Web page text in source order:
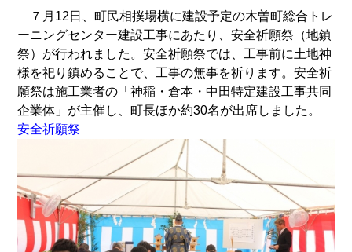
７月12日、町民相撲場横に建設予定の木曽町総合トレ
ーニングセンター建設工事にあたり、安全祈願祭（地鎮
祭）が行われました。安全祈願祭では、工事前に土地神
様を祀り鎮めることで、工事の無事を祈ります。安全祈
願祭は施工業者の「神稲・倉本・中田特定建設工事共同
企業体」が主催し、町長ほか約30名が出席しました。
安全祈願祭